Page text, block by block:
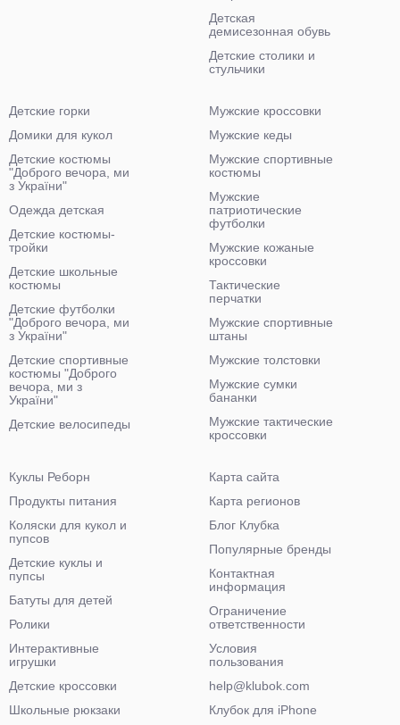
Детская
демисезонная обувь
Детские столики и
стульчики
Детские горки
Домики для кукол
Детские костюмы
"Доброго вечора, ми
з України"
Одежда детская
Детские костюмы-
тройки
Детские школьные
костюмы
Детские футболки
"Доброго вечора, ми
з України"
Детские спортивные
костюмы "Доброго
вечора, ми з
України"
Детские велосипеды
Мужские кроссовки
Мужские кеды
Мужские спортивные
костюмы
Мужские
патриотические
футболки
Мужские кожаные
кроссовки
Тактические
перчатки
Мужские спортивные
штаны
Мужские толстовки
Мужские сумки
бананки
Мужские тактические
кроссовки
Куклы Реборн
Продукты питания
Коляски для кукол и
пупсов
Детские куклы и
пупсы
Батуты для детей
Ролики
Интерактивные
игрушки
Детские кроссовки
Школьные рюкзаки
Карта сайта
Карта регионов
Блог Клубка
Популярные бренды
Контактная
информация
Ограничение
ответственности
Условия
пользования
help@klubok.com
Клубок для iPhone